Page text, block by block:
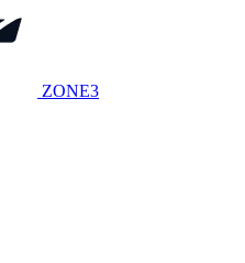
ZONE3